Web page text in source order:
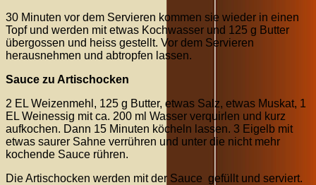
30 Minuten vor dem Servieren kommen sie wieder in einen
Topf und werden mit etwas Kochwasser und 125 g Butter
übergossen und heiss gestellt. Vor dem Servieren
herausnehmen und abtropfen lassen.
Sauce zu Artischocken
2 EL Weizenmehl, 125 g Butter, etwas Salz, etwas Muskat, 1
EL Weinessig mit ca. 200 ml Wasser verquirlen und kurz
aufkochen. Dann 15 Minuten köcheln lassen. 3 Eigelb mit
etwas saurer Sahne verrühren und unter die nicht mehr
kochende Sauce rühren.
Die Artischocken werden mit der Sauce gefüllt und serviert.